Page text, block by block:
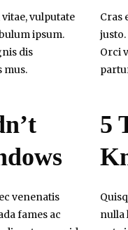
vulputate
ipsum.
dis
mus.
venenatis
fames ac
Cras
Orci
5
nulla